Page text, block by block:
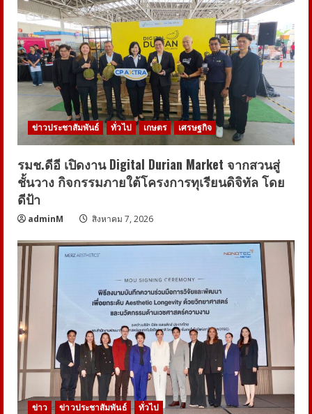
ข่าวประชาสัมพันธ์ ทั่วไป เกษตร เศรษฐกิจ
รมช.ดีอี เปิดงาน Digital Durian Market จากสวนสู่
ชั้นวาง กิจกรรมภายใต้โครงการทุเรียนดิจิทัล โดย
ดีป้า
adminM สิงหาคม 7, 2026
ข่าว ข่าวประชาสัมพันธ์ ทั่วไป